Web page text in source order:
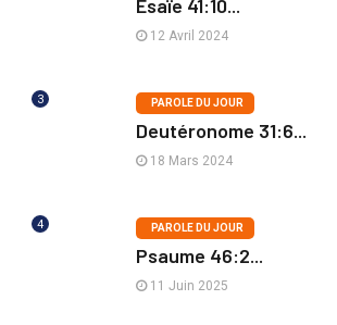
Ésaïe 41:10...
12 Avril 2024
3 PAROLE DU JOUR
Deutéronome 31:6...
18 Mars 2024
4 PAROLE DU JOUR
Psaume 46:2...
11 Juin 2025